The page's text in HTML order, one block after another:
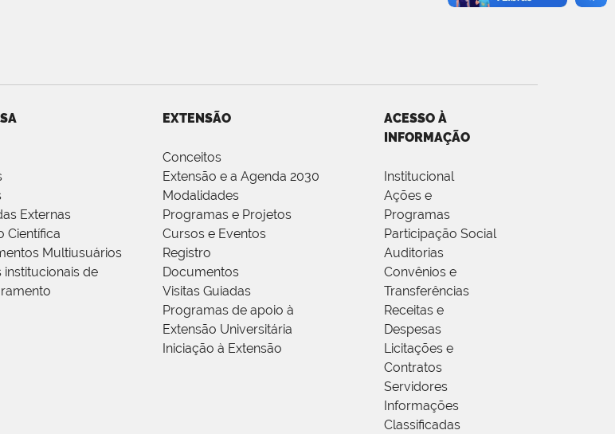
Externas
Científica
Multiusuários
institucionais de
EXTENSÃO
Conceitos
Extensão e a Agenda 2030
Modalidades
Programas e Projetos
Cursos e Eventos
Registro
Documentos
Visitas Guiadas
Programas de apoio à
Extensão Universitária
Iniciação à Extensão
ACESSO À
INFORMAÇÃO
Institucional
Ações e
Programas
Participação Social
Auditorias
Convênios e
Transferências
Receitas e
Despesas
Licitações e
Contratos
Servidores
Informações
Classificadas